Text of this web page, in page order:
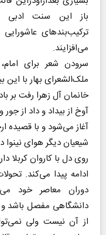
باز این سنت ادبی
ترکیب‌بندهای
می‌افزایند.
سرودن شعر برای
ملک‌الشعرای بهار با این
خانمان آل زهرا رفت بر
آوخ از بیداد و داد از جور
آغاز می‌شود و با قصیده
شیعیان دیگر هوای
روی دل با کاروان کربلا
ادامه پیدا می‌کند.
دوران معاصر خود
دانشگاهی مفصل باشد و
از آن نیست ولی